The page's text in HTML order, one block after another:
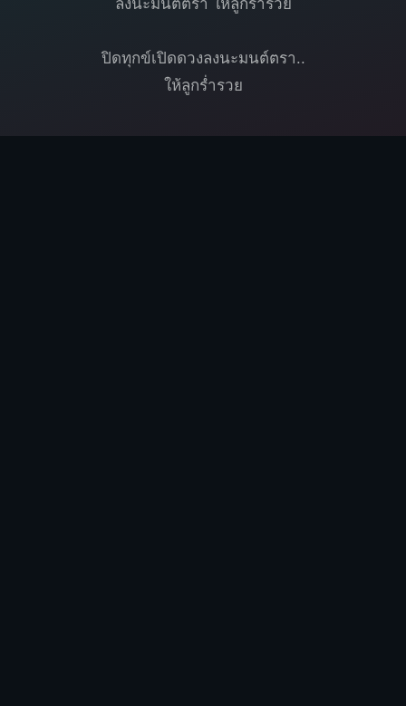
ลงนะมนต์ตรา ให้ลูกร่ำรวย
ปิดทุกข์เปิดดวงลงนะมนต์ตรา..
ให้ลูกร่ำรวย